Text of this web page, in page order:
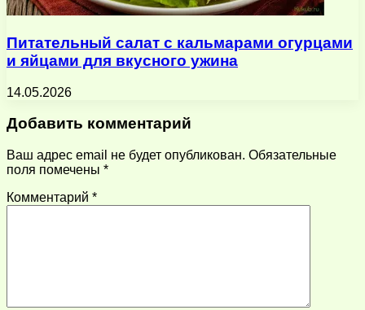
Питательный салат с кальмарами огурцами
и яйцами для вкусного ужина
14.05.2026
Добавить комментарий
Ваш адрес email не будет опубликован. Обязательные
поля помечены *
Комментарий *